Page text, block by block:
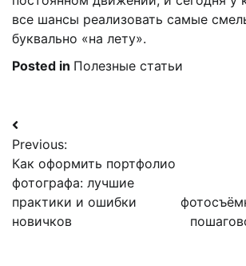
все шансы реализовать самые
буквально «на лету».
Posted in Полезные статьи
Навигация
по
записям
Previous:
Как оформить портфолио
фотографа: лучшие
практики и ошибки
новичков